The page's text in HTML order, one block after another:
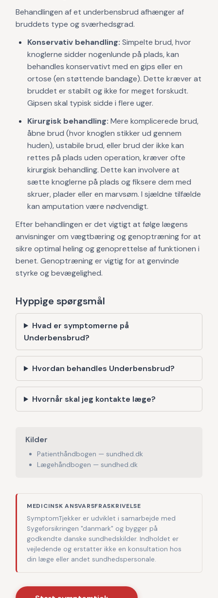
Behandlingen af et underbensbrud afhænger af
bruddets type og sværhedsgrad.
Konservativ behandling: Simpelte brud, hvor
knoglerne sidder nogenlunde på plads, kan
behandles konservativt med en gips eller en
ortose (en støttende bandage). Dette kræver at
bruddet er stabilt og ikke for meget forskudt.
Gipsen skal typisk sidde i flere uger.
Kirurgisk behandling: Mere komplicerede brud,
åbne brud (hvor knoglen stikker ud gennem
huden), ustabile brud, eller brud der ikke kan
rettes på plads uden operation, kræver ofte
kirurgisk behandling. Dette kan involvere at
sætte knoglerne på plads og fiksere dem med
skruer, plader eller en marvsøm. I sjældne tilfælde
kan amputation være nødvendigt.
Efter behandlingen er det vigtigt at følge lægens
anvisninger om vægtbæring og genoptræning for at
sikre optimal heling og genoprettelse af funktionen i
benet. Genoptræning er vigtig for at genvinde
styrke og bevægelighed.
Hyppige spørgsmål
Hvad er symptomerne på
Underbensbrud?
Hvordan behandles Underbensbrud?
Hvornår skal jeg kontakte læge?
Kilder
Patienthåndbogen — sundhed.dk
Lægehåndbogen — sundhed.dk
MEDICINSK ANSVARSFRASKRIVELSE
SymptomTjekker er udviklet i samarbejde med
Sygeforsikringen "danmark" og bygger på
godkendte danske sundhedskilder. Indholdet er
vejledende og erstatter ikke en konsultation hos
din læge eller andet sundhedspersonale.